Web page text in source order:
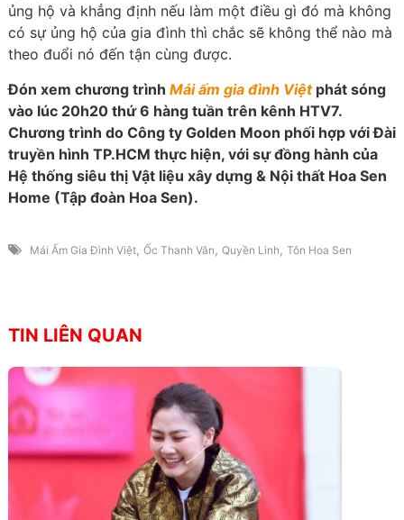
ủng hộ và khẳng định nếu làm một điều gì đó mà không
có sự ủng hộ của gia đình thì chắc sẽ không thể nào mà
theo đuổi nó đến tận cùng được.
Đón xem chương trình Mái ấm gia đình Việtphát sóng
vào lúc 20h20 thứ 6 hàng tuần trên kênh HTV7.
Chương trình do Công ty Golden Moon phối hợp với Đài
truyền hình TP.HCM thực hiện, với sự đồng hành của
Hệ thống siêu thị Vật liệu xây dựng & Nội thất Hoa Sen
Home (Tập đoàn Hoa Sen).
Mái Ấm Gia Đình Việt, Ốc Thanh Vân , Quyền Linh , Tôn Hoa Sen
TIN LIÊN QUAN